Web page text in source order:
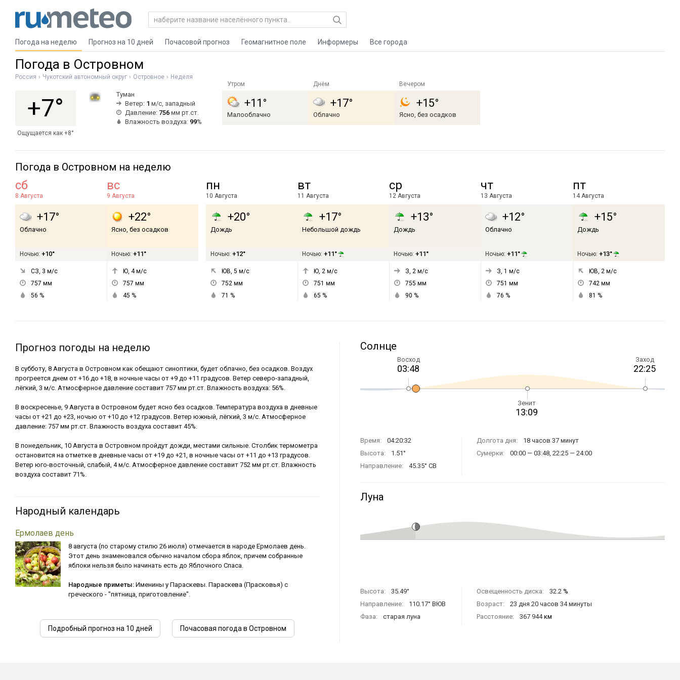
Погода на неделю Прогноз на 10 дней Почасовой прогноз Геомагнитное поле Информеры Все города
Погода в Островном
Россия Чукотский автономный округ Островное Неделя
+7°
Ощущается как +8°
Туман
Ветер: 1 м/с, западный
Давление: 756 мм рт.ст.
Влажность воздуха: 99%
Утром
+11°
Малооблачно
Днём
+17°
Облачно
Вечером
+15°
Ясно, без осадков
Погода в Островном на неделю
сб
8 Августа
+17°
Облачно
Ночью: +10°
СЗ, 3 м/с
757 мм
56 %
вс
9 Августа
+22°
Ясно, без осадков
Ночью: +11°
Ю, 4м/с
757 мм
45 %
пн
10 Августа
+20°
Дождь
Ночью: +12°
ЮВ, 5 м/с
752 мм
71 %
вт
11 Августа
+17°
Небольшой дождь
Ночью: +11°
Ю, 2 м/с
751 мм
65 %
ср
12 Августа
+13°
Дождь
Ночью: +11°
З, 2 м/с
755 мм
90 %
чт
13 Августа
+12°
Облачно
Ночью: +11°
З, 1 м/с
751 мм
76 %
пт
14 Августа
+15°
Дождь
Ночью: +13°
ЮВ, 2 м/с
742 мм
81 %
Прогноз погоды на неделю
В субботу, 8 Августа в Островном как обещают синоптики, будет облачно, без осадков. Воздух
прогреется днем от +16 до +18, в ночные часы от +9 до +11 градусов. Ветер северо-западный,
лёгкий, 3 м/с. Атмосферное давление составит 757 мм рт.ст. Влажность воздуха: 56%.
В воскресенье, 9 Августа в Островном будет ясно без осадков. Температура воздуха в дневные
часы от +21 до +23, ночью от +10 до +12 градусов. Ветер южный, лёгкий, 3 м/с. Атмосферное
давление: 757 мм рт.ст. Влажность воздуха составит 45%.
В понедельник, 10 Августа в Островном пройдут дожди, местами сильные. Столбик термометра
остановится на отметке в дневные часы от +19 до +21, в ночные часы от +11 до +13 градусов.
Ветер юго-восточный, слабый, 4 м/с. Атмосферное давление составит 752 мм рт.ст. Влажность
воздуха составит 71%.
Народный календарь
Ермолаев день
8 августа (по старому стилю 26 июля) отмечается в народе Ермолаев день.
Этот день знаменовался обычно началом сбора яблок, причем собранные
яблоки нельзя было начинать есть до Яблочного Спаса.
Народные приметы: Именины у Параскевы. Параскева (Прасковья) с
греческого - "пятница, приготовление".
Подробный прогноз на 10 дней Почасовая погода в Островном
Солнце
Восход
03:48
Заход
22:25
Зенит
13:09
Время:
04:20:32
Высота:
1.51°
Направление:
45.35° СВ
Долгота дня:
18 часов 37 минут
Сумерки:
00:00 — 03:48, 22:25 — 24:00
Луна
Высота:
35.49°
Направление:
110.17° ВЮВ
Фаза:
старая луна
Освещенность диска: 32.2 %
Возраст:
23 дня 20 часов 34 минуты
Расстояние:
367 944 км